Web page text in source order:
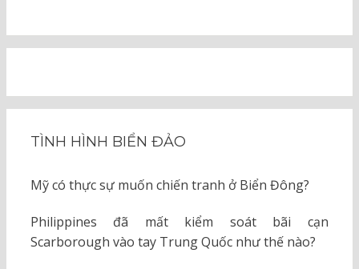
TÌNH HÌNH BIỂN ĐẢO
Mỹ có thực sự muốn chiến tranh ở Biển Đông?
Philippines đã mất kiểm soát bãi cạn
Scarborough vào tay Trung Quốc như thế nào?